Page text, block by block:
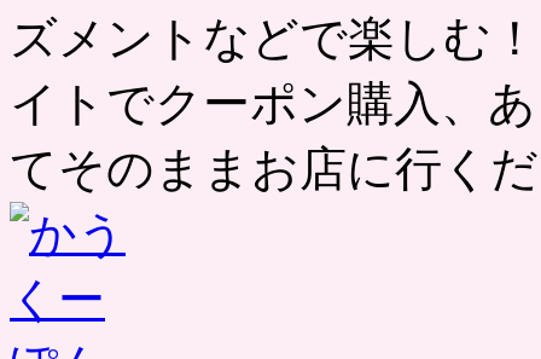
ズメントなどで楽しむ
イトでクーポン購入、
てそのままお店に行く